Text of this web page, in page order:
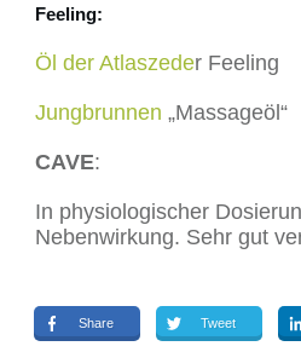
Feeling:
Öl der Atlaszeder Feeling
Jungbrunnen „Massageöl“
CAVE:
In physiologischer
Nebenwirkung. Sehr gut
Share Tweet